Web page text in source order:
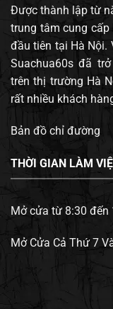
Được thành lập từ
trung tâm cung
đầu tiên tại Hà Nội.
Suachua60s đã
trên thị trường Hà
rất nhiều khách
Bản đồ chỉ đường
THỜI GIAN LÀM
Mở cửa từ 8:30 đến
Mở Cửa Cả Thứ 7